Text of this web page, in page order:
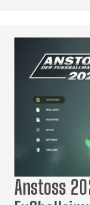
Anstoss